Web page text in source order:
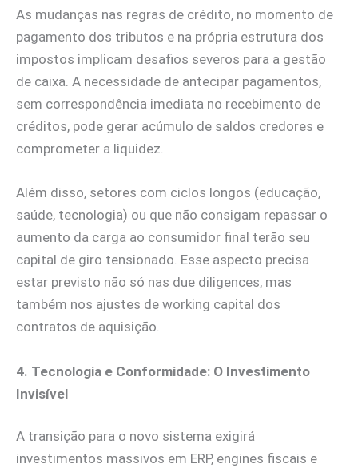
As mudanças nas regras de crédito, no momento de
pagamento dos tributos e na própria estrutura dos
impostos implicam desafios severos para a gestão
de caixa. A necessidade de antecipar pagamentos,
sem correspondência imediata no recebimento de
créditos, pode gerar acúmulo de saldos credores e
comprometer a liquidez.
Além disso, setores com ciclos longos (educação,
saúde, tecnologia) ou que não consigam repassar o
aumento da carga ao consumidor final terão seu
capital de giro tensionado. Esse aspecto precisa
estar previsto não só nas due diligences, mas
também nos ajustes de working capital dos
contratos de aquisição.
4. Tecnologia e Conformidade: O Investimento
Invisível
A transição para o novo sistema exigirá
investimentos massivos em ERP, engines fiscais e